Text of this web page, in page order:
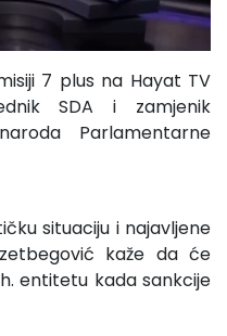
7 plus na Hayat TV
SDA i zamjenik
Parlamentarne
situaciju i najavljene
kaže da će
entitetu kada sankcije